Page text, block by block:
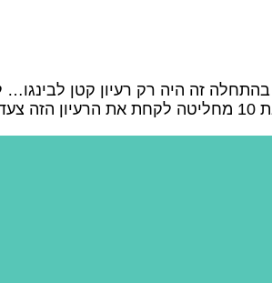
זה היה רק רעיון קטן
[…]